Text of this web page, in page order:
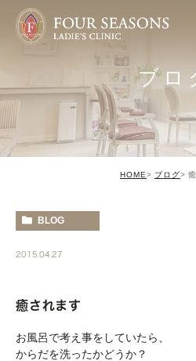
ブロ
HOME ブログ
BLOG
2015.04.27
癒されます
お風呂で考え事をしていたら、
からだを洗ったかどうか？